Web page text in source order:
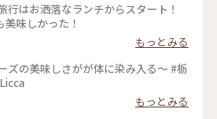
行はお洒落なランチからスタート！
味しかった！
もっとみる
の美味しさがが体に染み入る〜 #栃
#チーズ料理 #Licca
もっとみる